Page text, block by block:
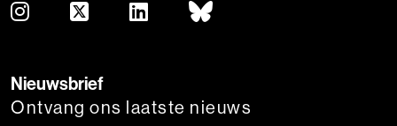
Nieuwsbrief
Ontvang ons laatste nieuws